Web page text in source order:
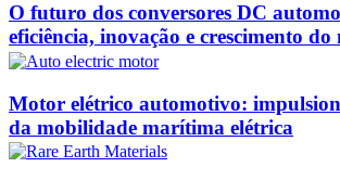
O futuro dos conversores DC
eficiência, inovação e crescimento do
Motor elétrico automotivo:
da mobilidade marítima elétrica